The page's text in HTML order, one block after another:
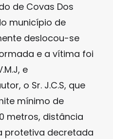
de Covas Dos
município de
deslocou-se
e a vítima foi
e
o Sr. J.C.S, que
mínimo de
metros, distância
protetiva decretada